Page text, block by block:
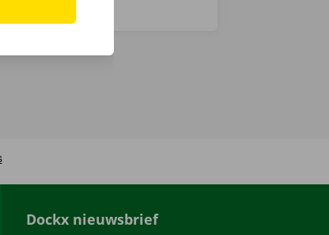
Dockx nieuwsbrief